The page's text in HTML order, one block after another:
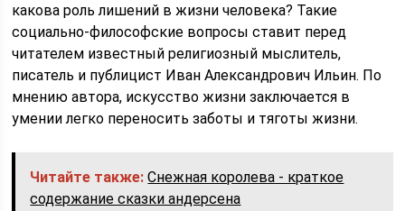
какова роль лишений в жизни человека? Такие
социально-философские вопросы ставит перед
читателем известный религиозный мыслитель,
писатель и публицист Иван Александрович Ильин. По
мнению автора, искусство жизни заключается в
умении легко переносить заботы и тяготы жизни.
Читайте также: Снежная королева - краткое
содержание сказки андерсена